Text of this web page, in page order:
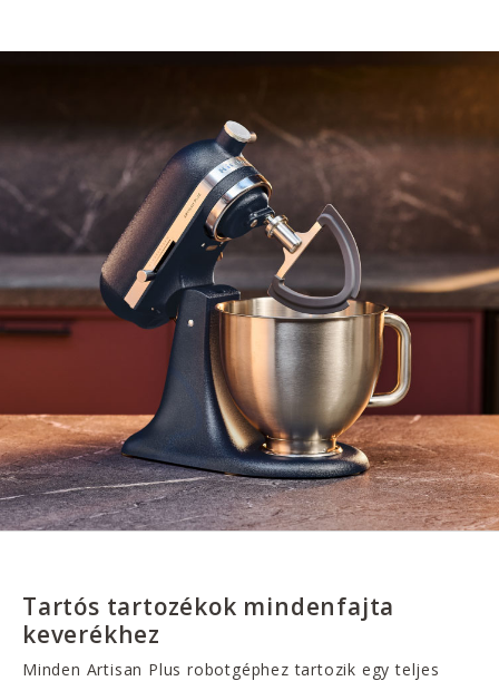
Tartós tartozékok mindenfajta
keverékhez
Minden Artisan Plus robotgéphez tartozik egy teljes